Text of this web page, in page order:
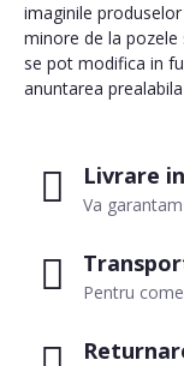
Livrare
Va
Pentru
imaginile
minore de la pozele
se pot modifica in
anuntarea